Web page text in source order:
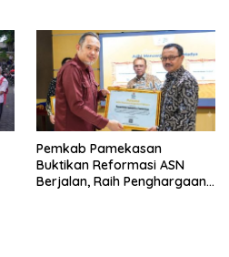
Pemkab Pamekasan
Buktikan Reformasi ASN
Berjalan, Raih Penghargaan